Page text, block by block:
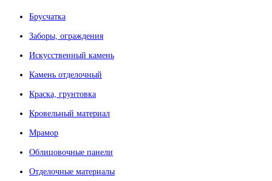
Брусчатка
Заборы, ограждения
Искусственный камень
Камень отделочный
Краска, грунтовка
Кровельный материал
Мрамор
Облицовочные панели
Отделочные материалы